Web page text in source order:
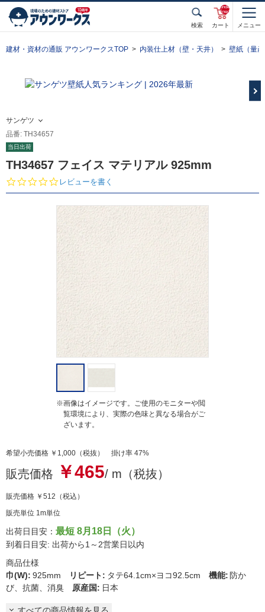
検索 カート
unde
fined
メニュー
建材・資材の通販 アウンワークスTOP 内装仕上材（壁・天井） 壁紙（量
サンゲツ
品番: TH34657
当日出荷
TH34657 フェイス マテリアル 925mm
0.
0
a
r
r
a
t
レビューを書く
※画像はイメージです。ご使用のモニターや閲
覧環境により、実際の色味と異なる場合がご
ざいます。
希望小売価格 ￥1,000（税抜） 掛け率 47%
販売価格 ￥465/ m（税抜）
販売価格 ￥512 （税込）
販売単位 1m単位
出荷日目安： 最短 8月18日（火）
到着日目安: 出荷から1～2営業日以内
商品仕様
巾(W): 925mm リピート: タテ64.1cm×ヨコ92.5cm 機能: 防か
び、抗菌、消臭 原産国: 日本
すべての商品情報を見る